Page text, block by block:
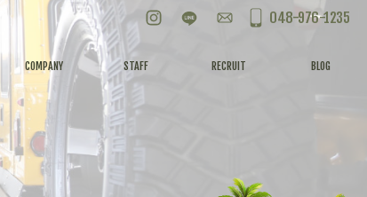
お問い合わせ
048-976-1235
COMPANY STAFF RECRUIT BLOG